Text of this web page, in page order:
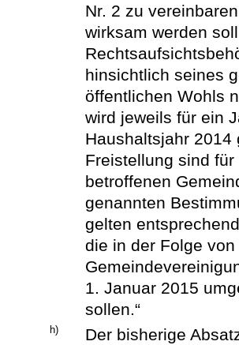
Nr. 2 zu
wirksam werden
hinsichtlich seines
öffentlichen Wohls
wird jeweils für ein
Haushaltsjahr 2014
Freistellung sind
betroffenen
genannten
gelten
die in der Folge
1. Januar 2015
sollen.“
h) Der bisherige